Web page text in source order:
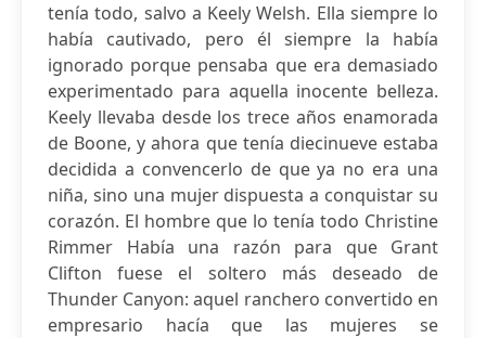
tenía todo, salvo a Keely Welsh. Ella siempre lo
había cautivado, pero él siempre la había
ignorado porque pensaba que era demasiado
experimentado para aquella inocente belleza.
Keely llevaba desde los trece años enamorada
de Boone, y ahora que tenía diecinueve estaba
decidida a convencerlo de que ya no era una
niña, sino una mujer dispuesta a conquistar su
corazón. El hombre que lo tenía todo Christine
Rimmer Había una razón para que Grant
Clifton fuese el soltero más deseado de
Thunder Canyon: aquel ranchero convertido en
empresario hacía que las mujeres se